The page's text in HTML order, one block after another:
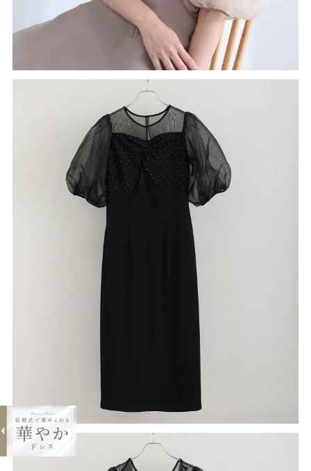
リボンデザインドットラインストーン
ワンピース
¥19,800 購入する